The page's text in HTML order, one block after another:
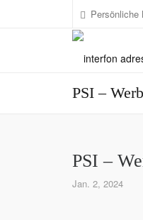
Persönliche
PSI –
PSI –
Jan. 2, 2024